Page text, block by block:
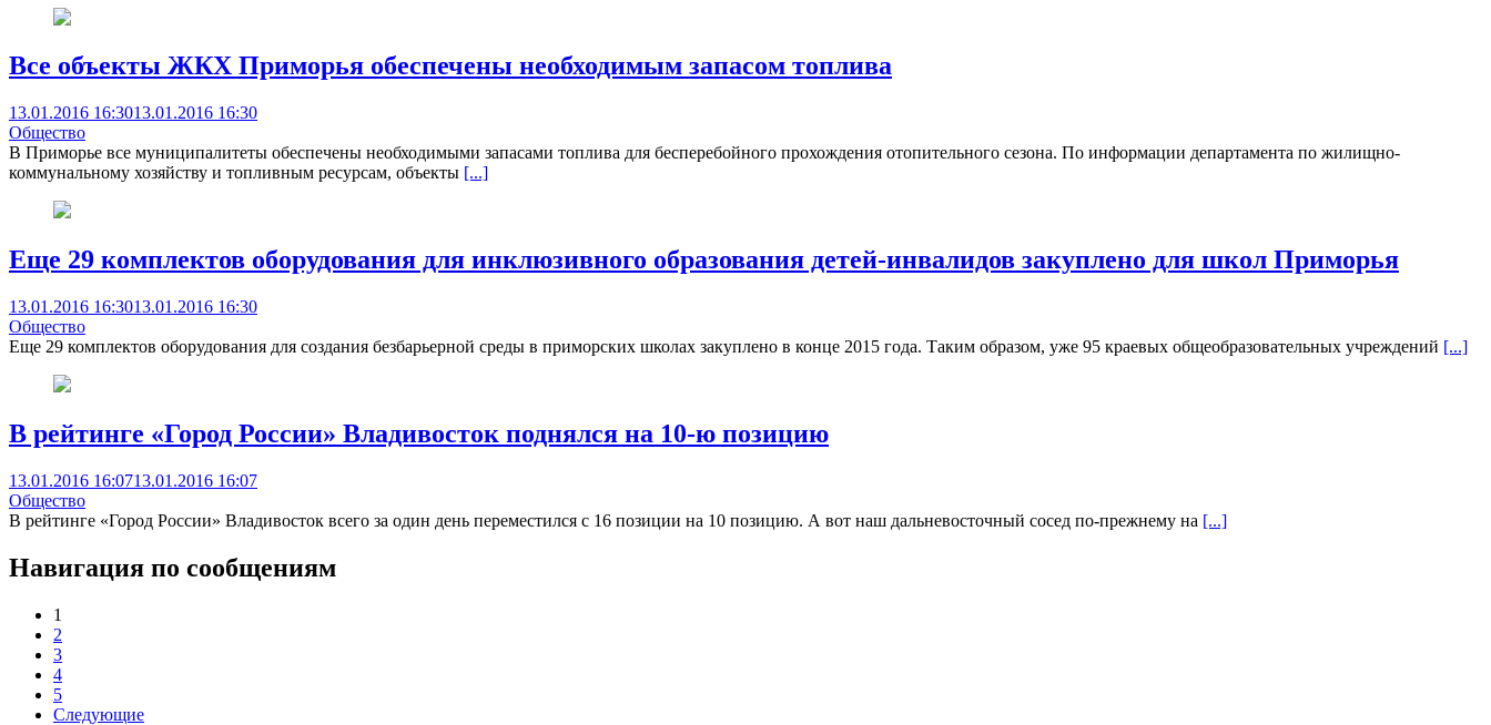
Все объекты ЖКХ Приморья обеспечены необходимым запасом топлива
13.01.2016 16:3013.01.2016 16:30
Общество
В Приморье все муниципалитеты обеспечены необходимыми запасами топлива для бесперебойного прохождения отопительного сезона. По информации департамента по жилищно-
коммунальному хозяйству и топливным ресурсам, объекты [...]
Еще 29 комплектов оборудования для инклюзивного образования детей-инвалидов закуплено для школ Приморья
13.01.2016 16:3013.01.2016 16:30
Общество
Еще 29 комплектов оборудования для создания безбарьерной среды в приморских школах закуплено в конце 2015 года. Таким образом, уже 95 краевых общеобразовательных учреждений [...]
В рейтинге «Город России» Владивосток поднялся на 10-ю позицию
13.01.2016 16:0713.01.2016 16:07
Общество
В рейтинге «Город России» Владивосток всего за один день переместился с 16 позиции на 10 позицию. А вот наш дальневосточный сосед по-прежнему на [...]
Навигация по сообщениям
1
2
3
4
5
Следующие